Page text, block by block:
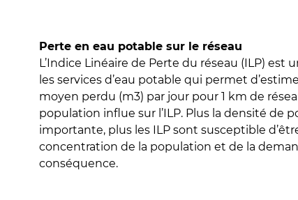
Perte en eau potable sur le réseau
L’Indice Linéaire de Perte du réseau (ILP) est
les services d’eau potable qui permet
moyen perdu (m3) par jour pour 1 km de
population influe sur l’ILP. Plus la densité de
importante, plus les ILP sont susceptible
concentration de la population et de la
conséquence.